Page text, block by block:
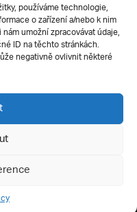
používáme technologie,
o zařízení a/nebo k nim
umožní zpracovávat údaje,
ID na těchto stránkách.
negativně ovlivnit některé
řízení
kurzy